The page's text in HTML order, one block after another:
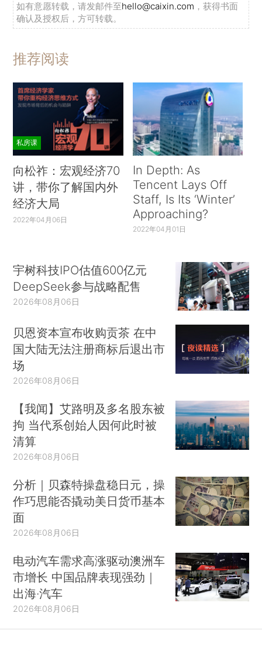
如有意愿转载，请发邮件至hello@caixin.com ，获得书面
确认及授权后，方可转载。
推荐阅读
私房课
向松祚：宏观经济70
讲，带你了解国内外
经济大局
2022年04月06日
In Depth: As
Tencent Lays Off
Staff, Is Its ‘Winter’
Approaching?
2022年04月01日
宇树科技IPO估值600亿元
DeepSeek参与战略配售
2026年08月06日
贝恩资本宣布收购贡茶 在中
国大陆无法注册商标后退出市
场
2026年08月06日
【我闻】艾路明及多名股东被
拘 当代系创始人因何此时被
清算
2026年08月06日
分析｜贝森特操盘稳日元，操
作巧思能否撬动美日货币基本
面
2026年08月06日
电动汽车需求高涨驱动澳洲车
市增长 中国品牌表现强劲｜
出海·汽车
2026年08月06日